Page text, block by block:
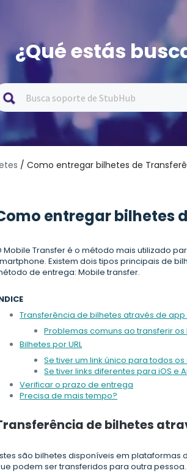
¿Qué estás
/ Como entregar bilhetes de
entregar bilhetes
Mobile Transfer é o método mais utilizado
Existem dois tipos principais de
de entrega: Mobile transfer.
Transferência de bilhetes através de
Problemas comuns ao transferir os
Bilhetes por URL
Se tiver um link único para todos
Se tiver links diferentes para iOS e
Verificar o prazo de entrega
Precisa de mais tempo?
de bilhetes
são bilhetes disponíveis em plataformas
podem ser transferidos para outra pessoa.